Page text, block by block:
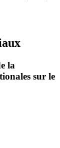
la
sur le